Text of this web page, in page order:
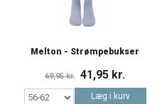
Melton - Strømpebukser
69,95 kr. 41,95 kr.
Læg i kurv